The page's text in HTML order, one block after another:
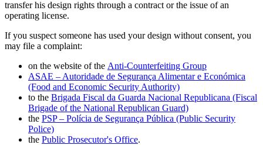
transfer his design rights through a contract or the issue of an
operating license.
If you suspect someone has used your design without consent, you
may file a complaint:
on the website of the Anti-Counterfeiting Group
ASAE – Autoridade de Segurança Alimentar e Económica
(Food and Economic Security Authority)
to the Brigada Fiscal da Guarda Nacional Republicana (Fiscal
Brigade of the National Republican Guard)
the PSP – Polícia de Segurança Pública (Public Security
Police)
the Public Prosecutor's Office.